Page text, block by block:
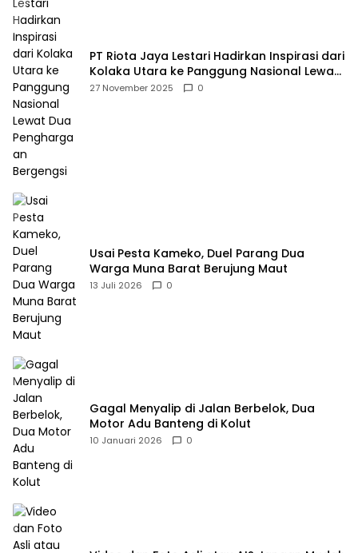
PT Riota Jaya Lestari Hadirkan Inspirasi dari
Kolaka Utara ke Panggung Nasional Lewat
Dua Penghargaan Bergengsi
27 November 2025 0
Usai Pesta Kameko, Duel Parang Dua
Warga Muna Barat Berujung Maut
13 Juli 2026 0
Gagal Menyalip di Jalan Berbelok, Dua
Motor Adu Banteng di Kolut
10 Januari 2026 0